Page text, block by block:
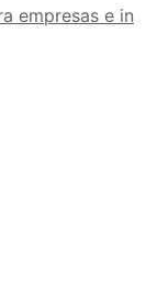
empresas e in